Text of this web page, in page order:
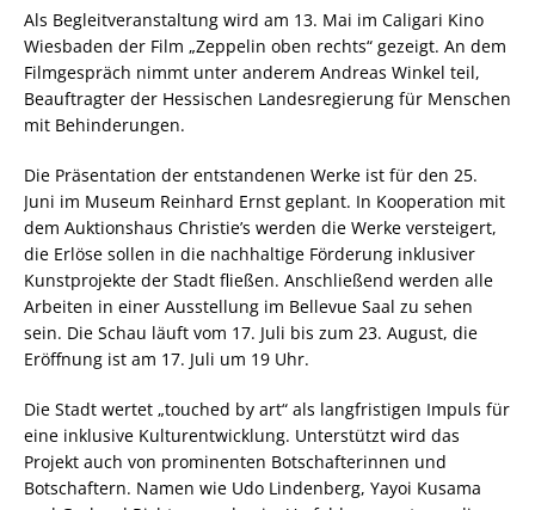
Als Begleitveranstaltung wird am 13. Mai im Caligari Kino
Wiesbaden der Film „Zeppelin oben rechts“ gezeigt. An dem
Filmgespräch nimmt unter anderem Andreas Winkel teil,
Beauftragter der Hessischen Landesregierung für Menschen
mit Behinderungen.
Die Präsentation der entstandenen Werke ist für den 25.
Juni im Museum Reinhard Ernst geplant. In Kooperation mit
dem Auktionshaus Christie’s werden die Werke versteigert,
die Erlöse sollen in die nachhaltige Förderung inklusiver
Kunstprojekte der Stadt fließen. Anschließend werden alle
Arbeiten in einer Ausstellung im Bellevue Saal zu sehen
sein. Die Schau läuft vom 17. Juli bis zum 23. August, die
Eröffnung ist am 17. Juli um 19 Uhr.
Die Stadt wertet „touched by art“ als langfristigen Impuls für
eine inklusive Kulturentwicklung. Unterstützt wird das
Projekt auch von prominenten Botschafterinnen und
Botschaftern. Namen wie Udo Lindenberg, Yayoi Kusama